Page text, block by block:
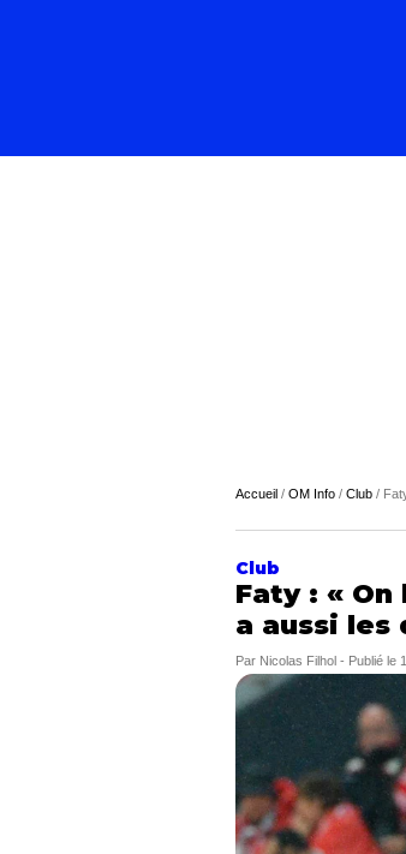
Accueil / OM Info / Club /
Club
Faty : «
a aussi
Par Nicolas Filhol - Publié le